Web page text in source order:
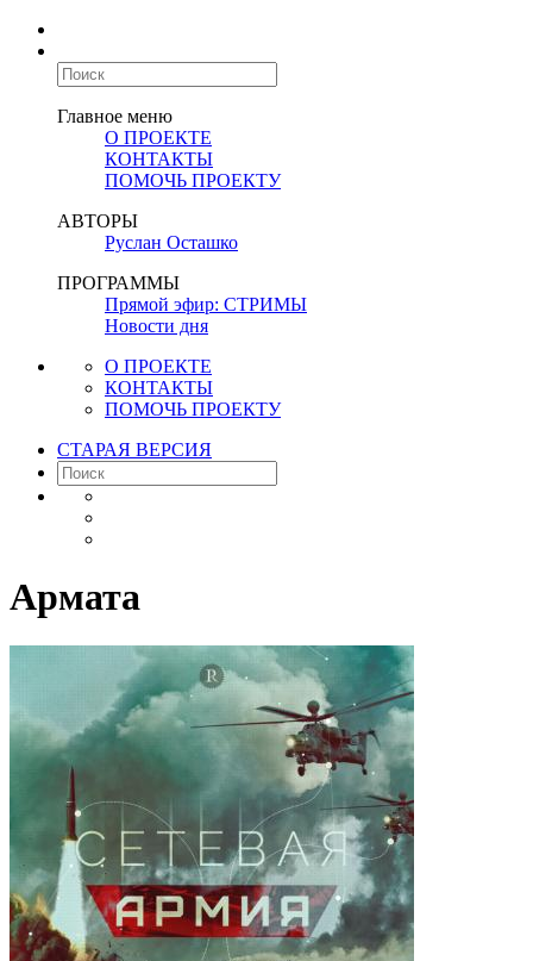
Главное меню
О ПРОЕКТЕ
КОНТАКТЫ
ПОМОЧЬ ПРОЕКТУ
АВТОРЫ
Руслан Осташко
ПРОГРАММЫ
Прямой эфир: СТРИМЫ
Новости дня
О ПРОЕКТЕ
КОНТАКТЫ
ПОМОЧЬ ПРОЕКТУ
СТАРАЯ ВЕРСИЯ
Армата